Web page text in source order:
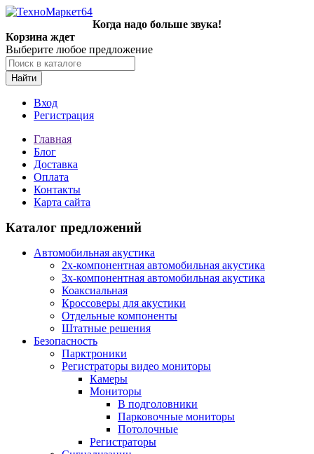
Когда надо больше звука!
Корзина ждет
Выберите любое предложение
Найти
Вход
Регистрация
Главная
Блог
Доставка
Оплата
Контакты
Карта сайта
Каталог предложений
Автомобильная акустика
2х-компонентная автомобильная акустика
3х-компонентная автомобильная акустика
Коаксиальная
Кроссоверы для акустики
Отдельные компоненты
Штатные решения
Безопасность
Парктроники
Регистраторы видео мониторы
Камеры
Мониторы
В подголовники
Парковочные мониторы
Потолочные
Регистраторы